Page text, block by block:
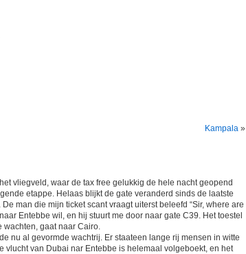
Kampala »
vliegveld, waar de tax free gelukkig de hele nacht geopend
etappe. Helaas blijkt de gate veranderd sinds de laatste
man die mijn ticket scant vraagt uiterst beleefd “Sir, where are
Entebbe wil, en hij stuurt me door naar gate C39. Het toestel
wachten, gaat naar Cairo.
nu al gevormde wachtrij. Er staateen lange rij mensen in witte
vlucht van Dubai nar Entebbe is helemaal volgeboekt, en het